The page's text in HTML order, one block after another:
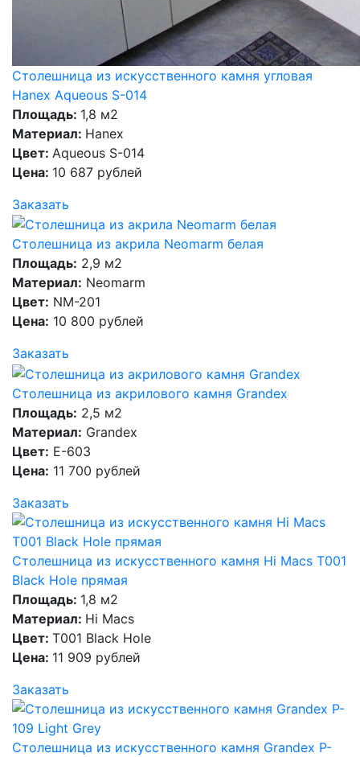
Столешница из искусственного камня угловая
Hanex Aqueous S-014
Площадь: 1,8 м2
Материал: Hanex
Цвет: Aqueous S-014
Цена: 10 687 рублей
Заказать
Столешница из акрила Neomarm белая
Площадь: 2,9 м2
Материал: Neomarm
Цвет: NM-201
Цена: 10 800 рублей
Заказать
Столешница из акрилового камня Grandex
Площадь: 2,5 м2
Материал: Grandex
Цвет: E-603
Цена: 11 700 рублей
Заказать
Столешница из искусственного камня Hi Macs T001
Black Hole прямая
Площадь: 1,8 м2
Материал: Hi Macs
Цвет: T001 Black Hole
Цена: 11 909 рублей
Заказать
Столешница из искусственного камня Grandex P-